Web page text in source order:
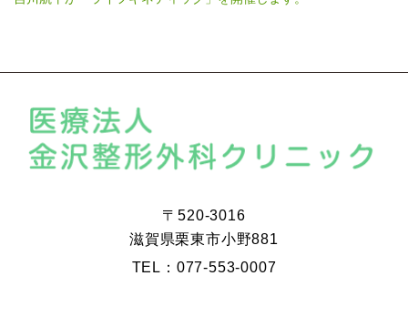
〒520-3016
滋賀県栗東市小野881
TEL：077-553-0007